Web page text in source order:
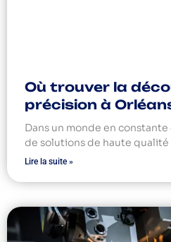
Où trouver la
précision à
Dans un monde en
de solutions de haute qualité
Lire la suite »